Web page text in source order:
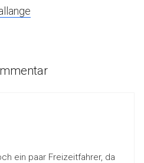
ein paar Freizeitfahrer, da